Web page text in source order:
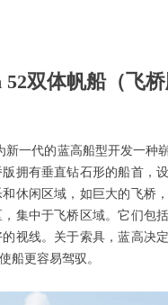
双体帆船（飞桥
一代的蓝高船型开发一种
拥有垂直钻石形的船首，
休闲区域，如巨大的飞桥
集中于飞桥区域。它们包
视线。关于索具，蓝高决
船更容易驾驭。